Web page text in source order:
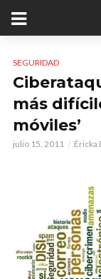
SEGURIDAD
más
móviles’
julio 15, 2011 Éricka